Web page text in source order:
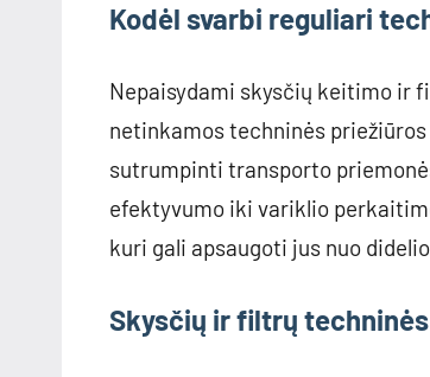
Kodėl svarbi reguliari
Nepaisydami skysčių keitimo ir
netinkamos techninės
sutrumpinti transporto
efektyvumo iki variklio
kuri gali apsaugoti jus nuo
Skysčių ir filtrų